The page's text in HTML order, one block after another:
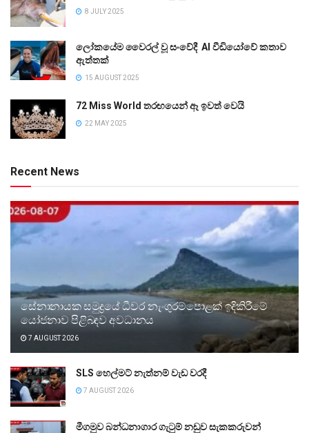
8 JULY 2025
ලෝකයේම වෛරල් වූ සංවේදී AI වීඩියෝවේ කතාව
ඇත්තක්
15 AUGUST 2025
72 Miss World තරඟයෙන් ඈ ඉවත් වෙයි
22 MAY 2025
Recent News
සේනානායක සමුද්‍රයේ ධීවර නැංගුරම්පොළක් ඉදිකිරීමේ
යෝජනාව පිළිබඳව අවධානය
7 AUGUST 2026
SLS හෙල්මට් නැත්නම් වැඩ වරදී
7 AUGUST 2026
මීගමුව බන්ධනාගාර ගැටුම් නඩුව සැකකරුවන්